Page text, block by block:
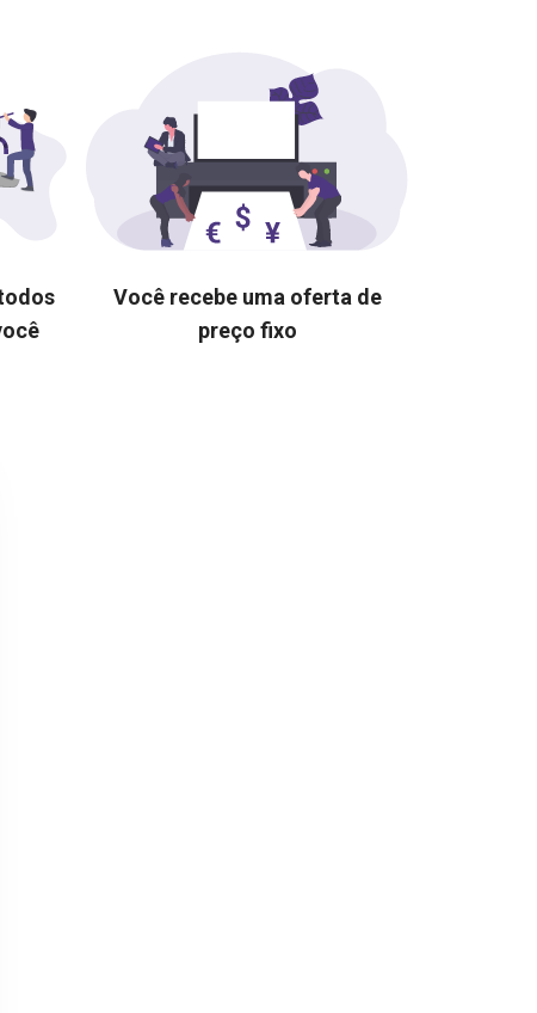
Você recebe uma oferta de
preço fixo